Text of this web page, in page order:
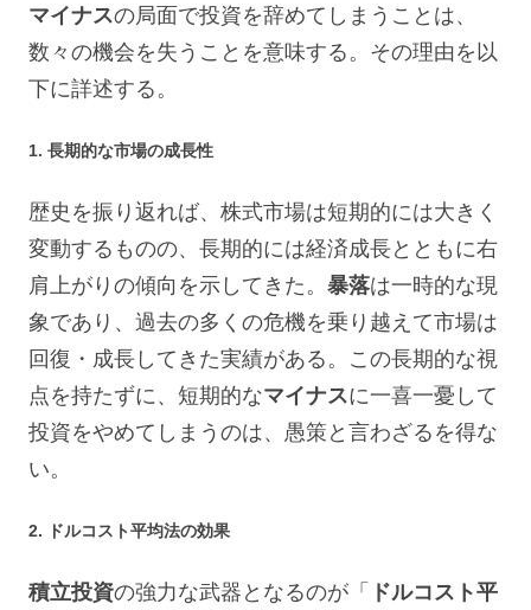
マイナスの局面で投資を辞めてしまうことは、
数々の機会を失うことを意味する。その理由を以
下に詳述する。
1. 長期的な市場の成長性
歴史を振り返れば、株式市場は短期的には大きく
変動するものの、長期的には経済成長とともに右
肩上がりの傾向を示してきた。 暴落は一時的な現
象であり、過去の多くの危機を乗り越えて市場は
回復・成長してきた実績がある。この長期的な視
点を持たずに、短期的なマイナスに一喜一憂して
投資をやめてしまうのは、愚策と言わざるを得な
い。
2. ドルコスト平均法の効果
積立投資の強力な武器となるのが「 ドルコスト平